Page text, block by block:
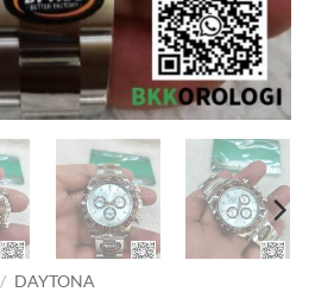
/ DAYTONA